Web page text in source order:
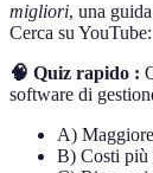
migliori, una
Cerca su
🧠 Quiz rapido :
software di
A)
B) Costi più